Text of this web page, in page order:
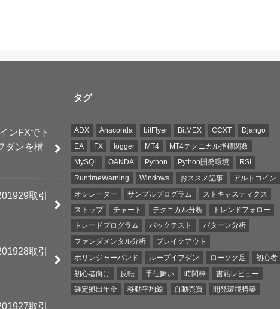
ンFXでト
ダンを構
取引
取引
取引
タグ
ADX Anaconda bitFlyer BitMEX CCXT
Django
EA
FX logger MT4
MT4テクニカル指標関数
MySQL
OANDA Python Python開発環境
RSI
RuntimeWarning
Windows おススメ記事
アルトコイン
オシレーター
サンプルプログラム
ストキャスティクス
ストップ
チャート テクニカル分析
トレンドフォロー
トレードプログラム
バックテスト
パターン分析
ファンダメンタル分析
ブレイクアウト
ボリンジャーバンド
ループイフダン ローソク足
初心者
初心者向け
反転 手仕舞い 時間枠
書籍レビュー
確定拠出年金
移動平均線 自動売買 開発環境構築